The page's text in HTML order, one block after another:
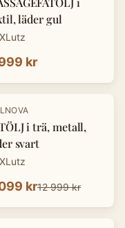
läder gul
kr
%
i trä, metall,
svart
kr12 999 kr